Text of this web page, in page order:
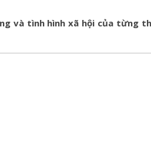
và tình hình xã hội của từng